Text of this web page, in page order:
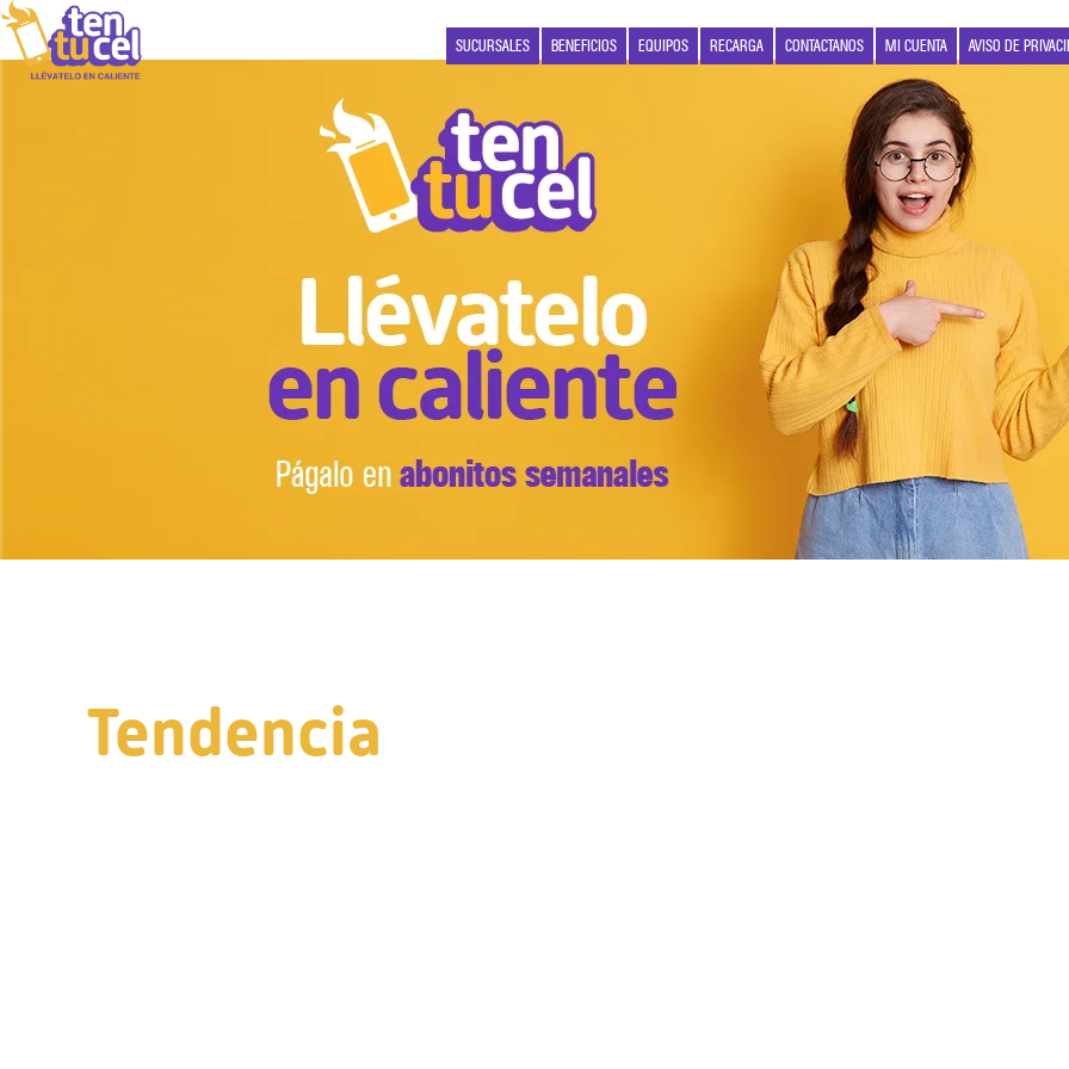
SUCURSALES BENEFICIOS EQUIPOS RECARGA CONTACTANOS MI CUENTA AVISO DE
Tendencia